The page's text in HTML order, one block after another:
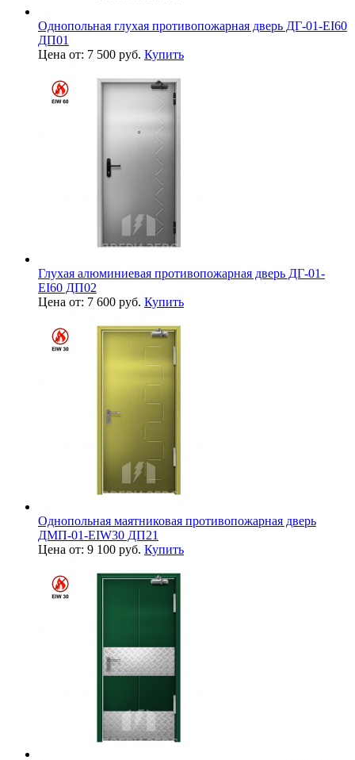
Однопольная глухая противопожарная дверь ДГ-01-EI60
ДП01
Цена от: 7 500 руб. Купить
Глухая алюминиевая противопожарная дверь ДГ-01-
EI60 ДП02
Цена от: 7 600 руб. Купить
Однопольная маятниковая противопожарная дверь
ДМП-01-EIW30 ДП21
Цена от: 9 100 руб. Купить